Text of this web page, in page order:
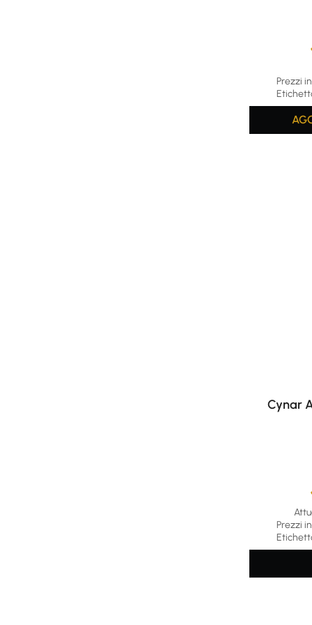
Prezzi
Average
Cynar
Prezzi